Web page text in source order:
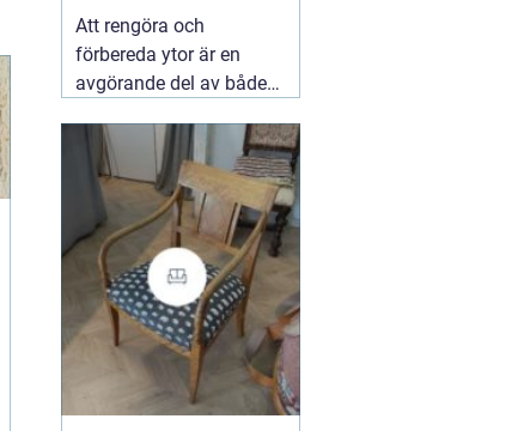
proffs och
hantverkare
Att rengöra och
förbereda ytor är en
avgörande del av både
renovering. Färg, rost,
smuts och gamla
beläggningar gör att
material åldras snabbare
och försämrar
slutresultatet vid
målning eller annan
behandling. Här31 juli